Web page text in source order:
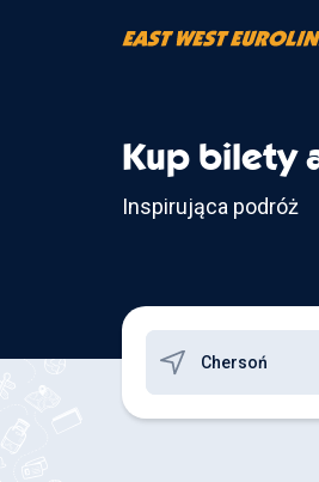
Kup bilety
Inspirująca podróż